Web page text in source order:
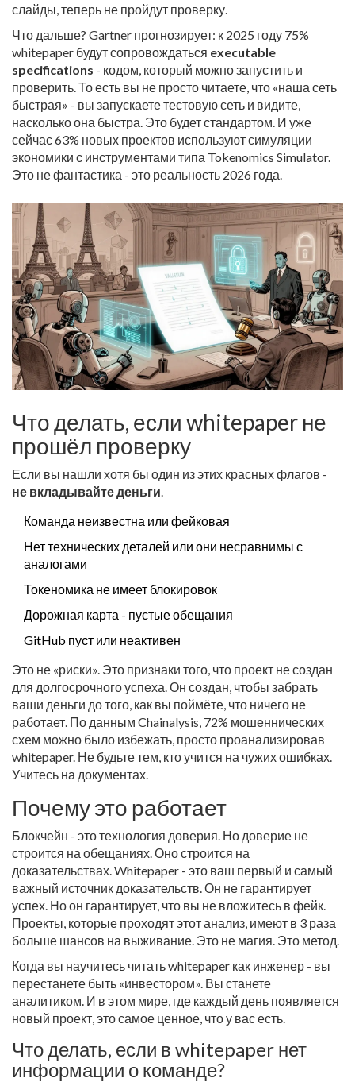
слайды, теперь не пройдут проверку.
Что дальше? Gartner прогнозирует: к 2025 году 75%
whitepaper будут сопровождаться executable
specifications - кодом, который можно запустить и
проверить. То есть вы не просто читаете, что «наша сеть
быстрая» - вы запускаете тестовую сеть и видите,
насколько она быстра. Это будет стандартом. И уже
сейчас 63% новых проектов используют симуляции
экономики с инструментами типа Tokenomics Simulator.
Это не фантастика - это реальность 2026 года.
Что делать, если whitepaper не
прошёл проверку
Если вы нашли хотя бы один из этих красных флагов -
не вкладывайте деньги
Команда неизвестна или фейковая
Нет технических деталей или они несравнимы с
аналогами
Токеномика не имеет блокировок
Дорожная карта - пустые обещания
GitHub пуст или неактивен
Это не «риски». Это признаки того, что проект не создан
для долгосрочного успеха. Он создан, чтобы забрать
ваши деньги до того, как вы поймёте, что ничего не
работает. По данным Chainalysis, 72% мошеннических
схем можно было избежать, просто проанализировав
whitepaper. Не будьте тем, кто учится на чужих ошибках.
Учитесь на документах.
Почему это работает
Блокчейн - это технология доверия. Но доверие не
строится на обещаниях. Оно строится на
доказательствах. Whitepaper - это ваш первый и самый
важный источник доказательств. Он не гарантирует
успех. Но он гарантирует, что вы не вложитесь в фейк.
Проекты, которые проходят этот анализ, имеют в 3 раза
больше шансов на выживание. Это не магия. Это метод.
Когда вы научитесь читать whitepaper как инженер - вы
перестанете быть «инвестором». Вы станете
аналитиком. И в этом мире, где каждый день появляется
новый проект, это самое ценное, что у вас есть.
Что делать, если в whitepaper нет
информации о команде?